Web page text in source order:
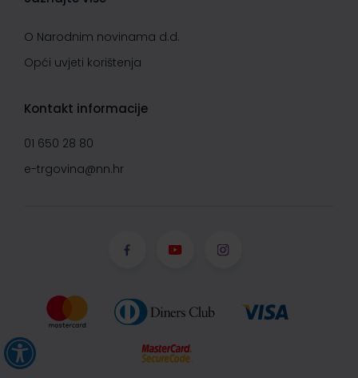
O Narodnim novinama d.d.
Opći uvjeti korištenja
Kontakt informacije
01 650 28 80
e-trgovina@nn.hr